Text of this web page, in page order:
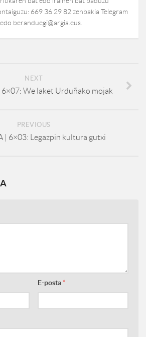
669 36 29 82 zenbakia Telegram
beranduegi@argia.eus.
NEXT
6×07: We laket Urduñako mojak
PREVIOUS
| 6×03: Legazpin kultura gutxi
E-posta*